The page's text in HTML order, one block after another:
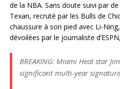
de la NBA. Sans doute suivi par
Texan, recruté par les Bulls de
chaussure à son pied avec Li-
dévoilées par le journaliste
BREAKING: Miami Heat star
significant multi-year